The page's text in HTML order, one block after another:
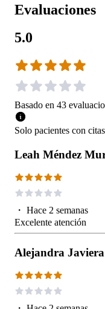
Evaluaciones
5.0
Basado en 43
Solo pacientes con
Leah Méndez
・ Hace 2 semanas
Excelente atención
Alejandra